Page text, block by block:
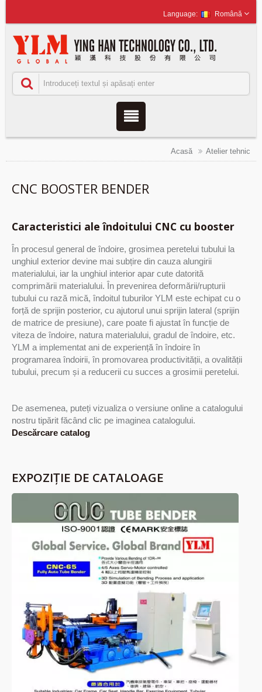
Română
Acasă Atelier tehnic
CNC BOOSTER BENDER
Caracteristici ale îndoitului CNC cu booster
În procesul general de îndoire, grosimea peretelui tubului la
unghiul exterior devine mai subțire din cauza alungirii
materialului, iar la unghiul interior apar cute datorită
comprimării materialului. În prevenirea deformării/rupturii
tubului cu rază mică, îndoitul tuburilor YLM este echipat cu o
forță de sprijin posterior, cu ajutorul unui sprijin lateral (sprijin
de matrice de presiune), care poate fi ajustat în funcție de
viteza de îndoire, natura materialului, gradul de îndoire, etc.
YLM a implementat ani de experiență în îndoire în
programarea îndoirii, în promovarea productivității, a ovalității
tubului, precum și a reducerii cu succes a grosimii peretelui.
De asemenea, puteți vizualiza o versiune online a catalogului
nostru tipărit făcând clic pe imaginea catalogului.
Descărcare catalog
EXPOZIȚIE DE CATALOAGE